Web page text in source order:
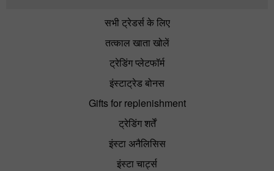
सभी ट्रेडर्स के लिए
तत्काल खाता खोलें
ट्रेडिंग प्लेटफॉर्म
इंस्टाट्रेड बोनस
Gifts for replenishment
ट्रेडिंग शर्तें
इंस्टा अनैलिसिस
इंस्टा चार्ट्स